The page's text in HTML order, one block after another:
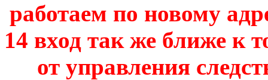
работаем по новому
14 вход так же ближе к
от управления